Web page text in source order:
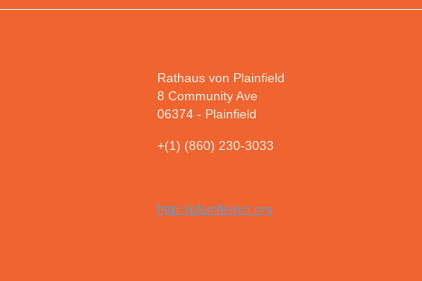
Rathaus von Plainfield
8 Community Ave
06374- Plainfield
+(1) (860) 230-3033
http://plainfieldct.org